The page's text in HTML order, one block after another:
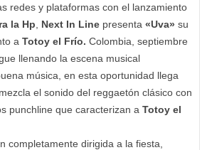
redes y plataformas con el lanzamiento
la Hp Next In Line presenta «Uva» su
a Totoy el Frío. Colombia, septiembre
llenando la escena musical
música, en esta oportunidad llega
el sonido del reggaetón clásico con
punchline que caracterizan a Totoy el
completamente dirigida a la fiesta,